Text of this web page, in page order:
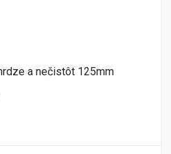
a nečistôt 125mm